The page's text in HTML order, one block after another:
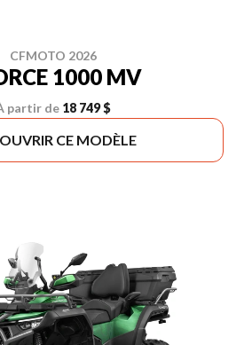
CFMOTO 2026
1000 MV
partir de 18 749 $
CE MODÈLE